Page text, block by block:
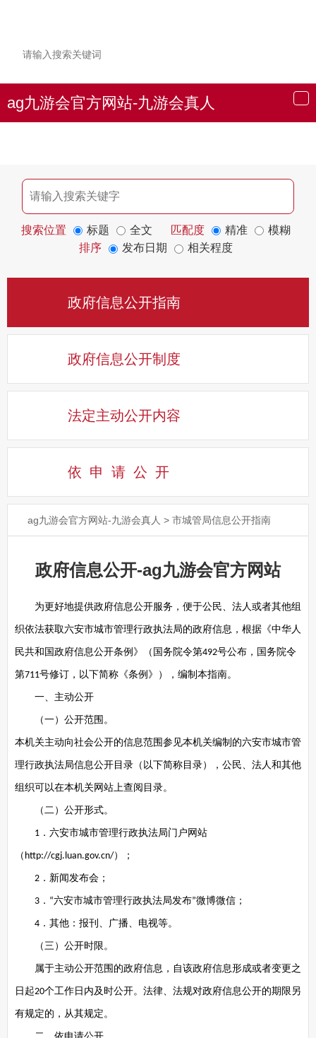
导
航
ag九游会官方网站-九游会真人
搜索位置 标题 全文 匹配度 精准
模糊
排序
发布日期 相关程度
政府信息公开指南
政府信息公开制度
法定主动公开内容
依申请公 开
ag九游会官方网站-九游会真人 > 市城管局信息公开指南
政府信息公开-ag九游会官方网站
为更好地提供政府信息公开服务，便于公民、法人或者其他组
织依法获取六安市城市管理行政执法局的政府信息，根据《中华人
民共和国政府信息公开条例》（国务院令第492号公布，国务院令
第711号修订，以下简称《条例》），编制本指南。
一、主动公开
（一）公开范围。
本机关主动向社会公开的信息范围参见本机关编制的六安市城市管
理行政执法局信息公开目录（以下简称目录），公民、法人和其他
组织可以在本机关网站上查阅目录。
（二）公开形式。
1 ．六安市城市管理行政执法局门户网站
（ http://cgj.luan.gov.cn/）；
2 ．新闻发布会；
3 ． “六安市城市管理行政执法局发布”微博微信；
4 ．其他：报刊、广播、电视等。
（三）公开时限。
属于主动公开范围的政府信息，自该政府信息形成或者变更之
日起20个工作日内及时公开。法律、法规对政府信息公开的期限另
有规定的，从其规定。